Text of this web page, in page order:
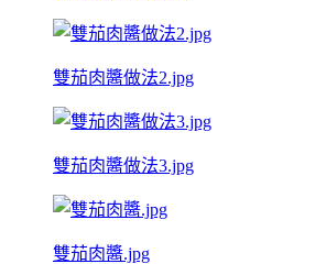
雙茄肉醬做法2.jpg
雙茄肉醬做法3.jpg
雙茄肉醬.jpg